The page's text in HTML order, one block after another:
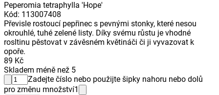
Peperomia tetraphylla 'Hope'
Kód: 113007408
Převisle rostoucí pepřinec s pevnými stonky, které nesou
okrouhlé, tuhé zelené listy. Díky svému růstu je vhodné
rosltinu pěstovat v závěsném květináči či ji vyvazovat k
opoře.
89 Kč
Skladem méně než 5
Zadejte číslo nebo použijte šipky nahoru nebo dolů
pro změnu množství1